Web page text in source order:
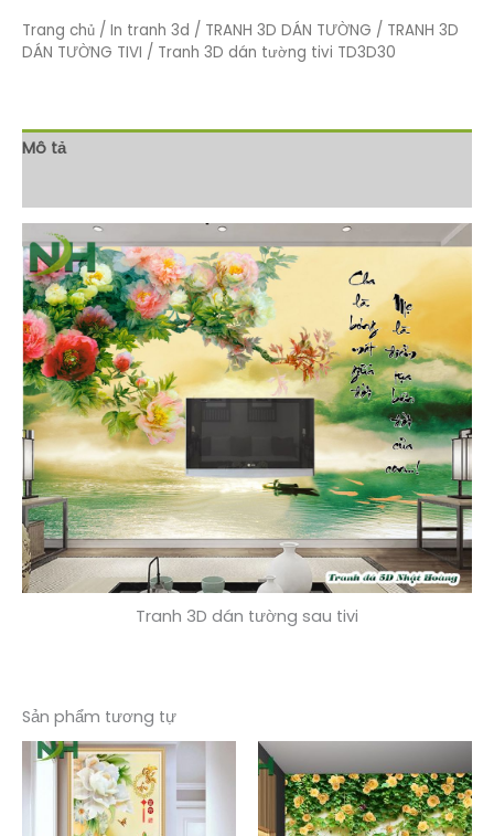
Trang chủ / In tranh 3d / TRANH 3D DÁN TƯỜNG / TRANH 3D
DÁN TƯỜNG TIVI / Tranh 3D dán tường tivi TD3D30
Mô tả
Tranh 3D dán tường sau tivi
Sản phẩm tương tự